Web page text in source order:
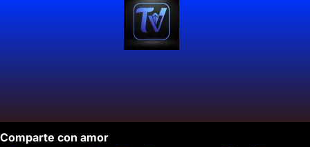
Comparte con amor